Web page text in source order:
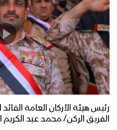
رئيس هيئة الأركان العامة
الفريق الركن/ محمد عبد الكريم